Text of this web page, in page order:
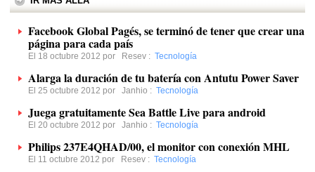
Facebook Global Pagés, se terminó de tener que crear una
página para cada país
El 18 octubre 2012 por Resev : Tecnología
Alarga la duración de tu batería con Antutu Power Saver
El 25 octubre 2012 por Janhio : Tecnología
Juega gratuitamente Sea Battle Live para android
El 20 octubre 2012 por Janhio : Tecnología
Philips 237E4QHAD/00, el monitor con conexión MHL
El 11 octubre 2012 por Resev : Tecnología